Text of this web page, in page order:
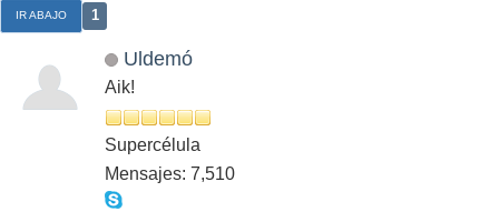
IR ABAJO 1
Uldemó
Aik!
Supercélula
Mensajes: 7,510